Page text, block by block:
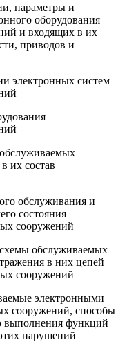
параметры и
оборудования
и входящих в их
приводов и
электронных систем
их состав
обслуживания и
состояния
сооружений
обслуживаемых
в них цепей
сооружений
электронными
сооружений, способы
выполнения функций
нарушений